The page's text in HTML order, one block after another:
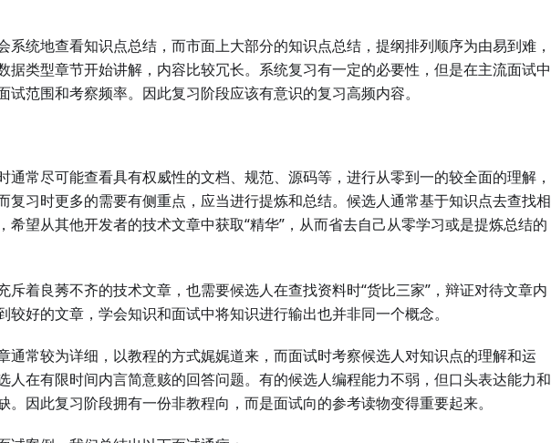
系统地查看知识点总结，而市面上大部分的知识点总结，提纲排列顺序为由易到难，
据类型章节开始讲解，内容比较冗长。系统复习有一定的必要性，但是在主流面试中
试范围和考察频率。因此复习阶段应该有意识的复习高频内容。
通常尽可能查看具有权威性的文档、规范、源码等，进行从零到一的较全面的理解，
复习时更多的需要有侧重点，应当进行提炼和总结。候选人通常基于知识点去查找相
希望从其他开发者的技术文章中获取“精华”，从而省去自己从零学习或是提炼总结的
斥着良莠不齐的技术文章，也需要候选人在查找资料时“货比三家”，辩证对待文章内
较好的文章，学会知识和面试中将知识进行输出也并非同一个概念。
通常较为详细，以教程的方式娓娓道来，而面试时考察候选人对知识点的理解和运
人在有限时间内言简意赅的回答问题。有的候选人编程能力不弱，但口头表达能力和
。因此复习阶段拥有一份非教程向，而是面试向的参考读物变得重要起来。